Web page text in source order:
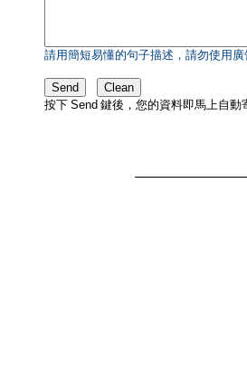
請用簡短易懂的句子描述，請勿使用廣
按下 Send 鍵後，您的資料即馬上自動